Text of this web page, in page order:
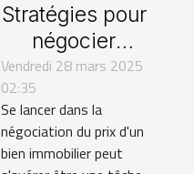
Stratégies pour
négocier
efficacement
le prix d'un
bien
immobilier
Vendredi 28 mars 2025
02:35
Se lancer dans la
négociation du prix d'un
bien immobilier peut